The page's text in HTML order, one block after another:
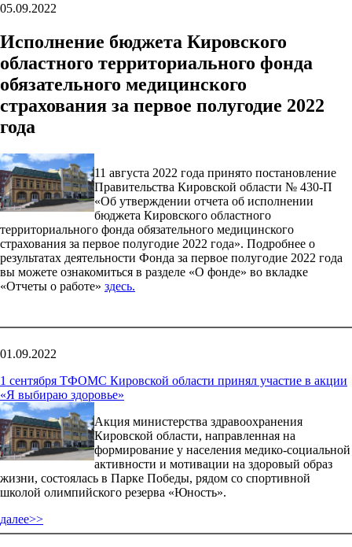
05.09.2022
Исполнение бюджета Кировского
областного территориального фонда
обязательного медицинского
страхования за первое полугодие 2022
года
11 августа 2022 года принято постановление
Правительства Кировской области № 430-П
«Об утверждении отчета об исполнении
бюджета Кировского областного
территориального фонда обязательного медицинского
страхования за первое полугодие 2022 года». Подробнее о
результатах деятельности Фонда за первое полугодие 2022 года
вы можете ознакомиться в разделе «О фонде» во вкладке
«Отчеты о работе» здесь.
01.09.2022
1 сентября ТФОМС Кировской области принял участие в акции
«Я выбираю здоровье»
Акция министерства здравоохранения
Кировской области, направленная на
формирование у населения медико-социальной
активности и мотивации на здоровый образ
жизни, состоялась в Парке Победы, рядом со спортивной
школой олимпийского резерва «Юность».
далее>>